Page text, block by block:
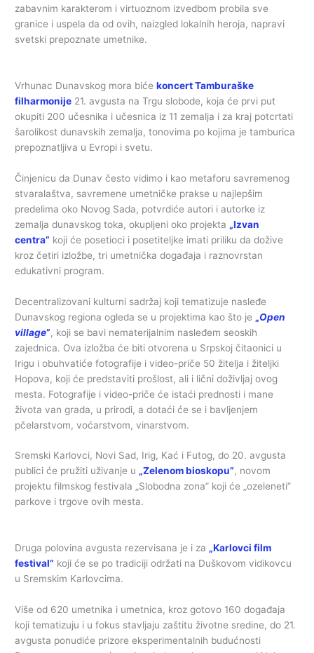
zabavnim karakterom i virtuoznom izvedbom probila sve
granice i uspela da od ovih, naizgled lokalnih heroja, napravi
svetski prepoznate umetnike.
Vrhunac Dunavskog mora bićekoncert Tamburaške
filharmonije 21. avgusta na Trgu slobode, koja će prvi put
okupiti 200 učesnika i učesnica iz 11 zemalja i za kraj potcrtati
šarolikost dunavskih zemalja, tonovima po kojima je tamburica
prepoznatljiva u Evropi i svetu.
Činjenicu da Dunav često vidimo i kao metaforu savremenog
stvaralaštva, savremene umetničke prakse u najlepšim
predelima oko Novog Sada, potvrdiće autori i autorke iz
zemalja dunavskog toka, okupljeni oko projekta „Izvan
centra” koji će posetioci i posetiteljke imati priliku da dožive
kroz četiri izložbe, tri umetnička događaja i raznovrstan
edukativni program.
Decentralizovani kulturni sadržaj koji tematizuje nasleđe
Dunavskog regiona ogleda se u projektima kao što je „Open
village”, koji se bavi nematerijalnim nasleđem seoskih
zajednica. Ova izložba će biti otvorena u Srpskoj čitaonici u
Irigu i obuhvatiće fotografije i video-priče 50 žitelja i žiteljki
Hopova, koji će predstaviti prošlost, ali i lični doživljaj ovog
mesta. Fotografije i video-priče će istaći prednosti i mane
života van grada, u prirodi, a dotaći će se i bavljenjem
pčelarstvom, voćarstvom, vinarstvom.
Sremski Karlovci, Novi Sad, Irig, Kać i Futog, do 20. avgusta
publici će pružiti uživanje u „Zelenom bioskopu”, novom
projektu filmskog festivala „Slobodna zona” koji će „ozeleneti”
parkove i trgove ovih mesta.
Druga polovina avgusta rezervisana je i za „Karlovci film
festival” koji će se po tradiciji održati na Duškovom vidikovcu
u Sremskim Karlovcima.
Više od 620 umetnika i umetnica, kroz gotovo 160 događaja
koji tematizuju i u fokus stavljaju zaštitu životne sredine, do 21.
avgusta ponudiće prizore eksperimentalnih budućnosti